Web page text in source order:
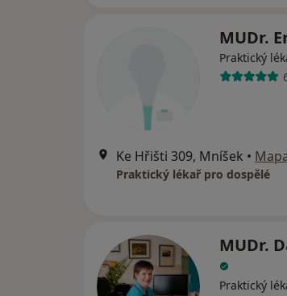
MUDr.
Praktický
Ke Hřišti 309, Mníšek •
Praktický lékař pro dospělé
MUDr.
Praktický